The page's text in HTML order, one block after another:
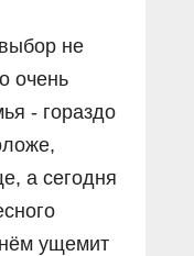
не
очень
- гораздо
а сегодня
ущемит